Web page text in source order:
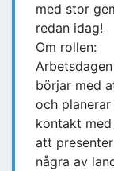
med stor
redan idag!
Om rollen:
börjar med
och
kontakt
att
några av